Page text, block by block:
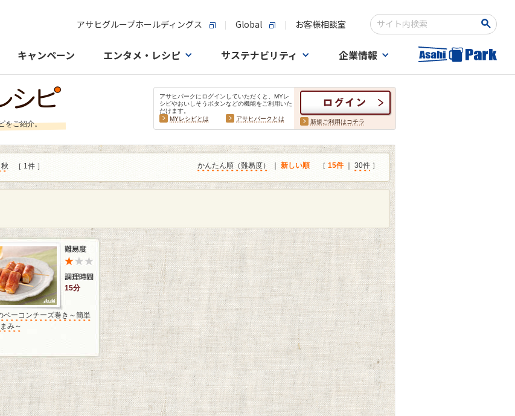
アサヒグループホールディングス Global お客様相談室
検索キーワード入力
キャンペーン エンタメ・レシピ サステナビリティ 企業情報
をご紹介。
アサヒパークにログインしていただくと、MYレ
シピやおいしそうボタンなどの機能をご利用いた
だけます。
MYレシピとは
アサヒパークとは 新規ご利用はコチラ
［ 1件 ］ かんたん順（難易度） 新しい順 ［ 15件｜ 30件 ］
15分
ベーコンチーズ巻き～簡単
み～